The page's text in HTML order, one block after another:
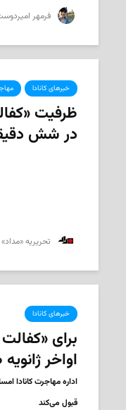
فرمهر
خبرهای کانادا
ظرفیت
در شش
‌ تحریریه «مداد»
خبرهای کانادا
برای «کفالت
اواخر
قبول می‌کند